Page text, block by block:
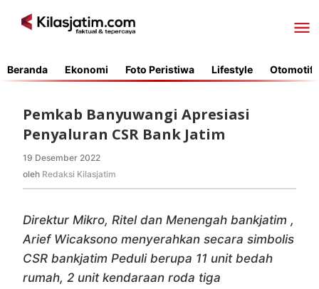
Beranda Ekonomi Foto Peristiwa Lifestyle Otomotif
Pemkab Banyuwangi Apresiasi
Penyaluran CSR Bank Jatim
19 Desember 2022
Redaksi
oleh Redaksi Kilasjatim
Direktur Mikro, Ritel dan Menengah bankjatim ,
Arief Wicaksono menyerahkan secara simbolis
CSR bankjatim Peduli berupa 11 unit bedah
rumah, 2 unit kendaraan roda tiga